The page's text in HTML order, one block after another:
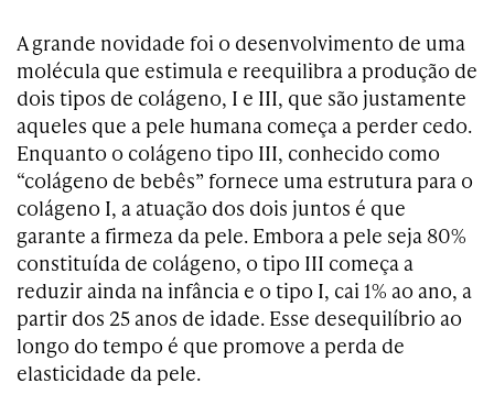
A grande novidade foi o desenvolvimento de uma
molécula que estimula e reequilibra a produção de
dois tipos de colágeno, I e III, que são justamente
aqueles que a pele humana começa a perder cedo.
Enquanto o colágeno tipo III, conhecido como
“colágeno de bebês” fornece uma estrutura para o
colágeno I, a atuação dos dois juntos é que
garante a firmeza da pele. Embora a pele seja 80%
constituída de colágeno, o tipo III começa a
reduzir ainda na infância e o tipo I, cai 1% ao ano, a
partir dos 25 anos de idade. Esse desequilíbrio ao
longo do tempo é que promove a perda de
elasticidade da pele.